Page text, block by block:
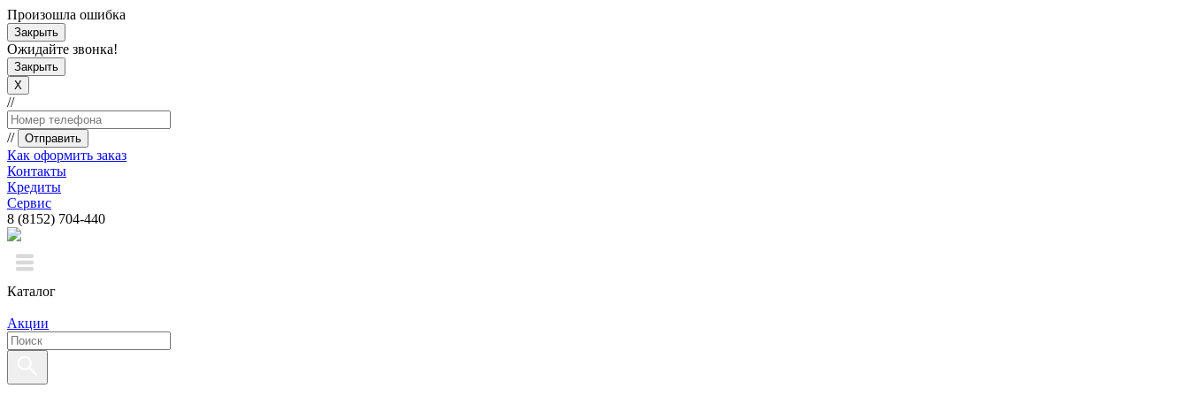
Произошла ошибка
Закрыть
Ожидайте звонка!
Закрыть
X
//
// Отправить
Как оформить заказ
Контакты
Кредиты
Сервис
8 (8152) 704-440
Каталог
Акции